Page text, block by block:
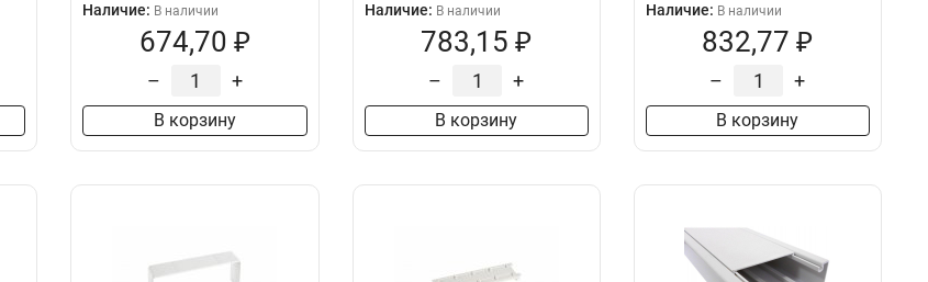
Наличие: В наличии
674,70 ₽
– +
В корзину
Наличие: В наличии
783,15 ₽
– +
В корзину
Наличие: В наличии
832,77 ₽
– +
В корзину